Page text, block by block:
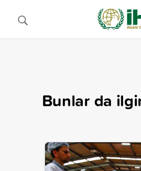
Bunlar da